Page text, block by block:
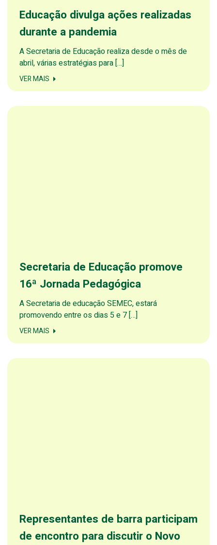
Educação divulga ações realizadas
durante a pandemia
A Secretaria de Educação realiza desde o mês de
abril, várias estratégias para […]
VER MAIS
Secretaria de Educação promove
16ª Jornada Pedagógica
A Secretaria de educação SEMEC, estará
promovendo entre os dias 5 e 7 […]
VER MAIS
Representantes de barra participam
de encontro para discutir o Novo